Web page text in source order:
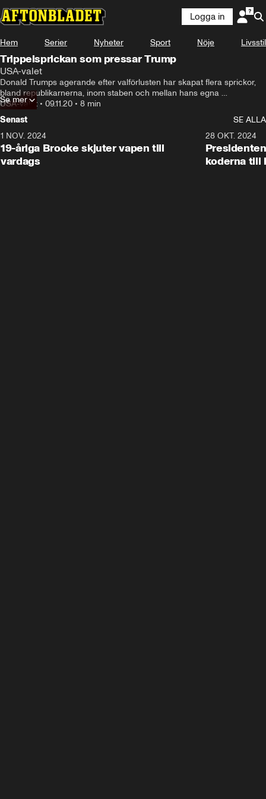
Logga in
Hem Serier Nyheter Sport Nöje Livsstil
Trippelsprickan som pressar Trump
USA-valet
Donald Trumps agerande efter valförlusten har skapat flera sprickor,
bland republikarnerna, inom staben och mellan hans egna
familjemedlemmar.
USA-valet • 09.11.20 • 8 min
Se mer
Senast
SE ALLA
1 NOV. 2024
19-åriga Brooke skjuter vapen till
vardags
28 OKT. 2024
koderna till